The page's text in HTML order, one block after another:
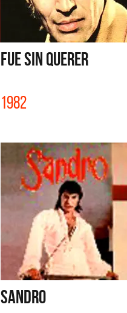
FUE SIN QUERER
1982
SANDRO